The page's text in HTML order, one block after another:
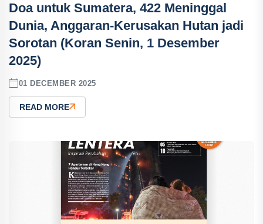
Doa untuk Sumatera, 422 Meninggal
Dunia, Anggaran-Kerusakan Hutan jadi
Sorotan (Koran Senin, 1 Desember
2025)
01 DECEMBER 2025
READ MORE